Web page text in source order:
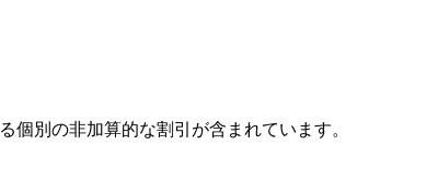
個別の非加算的な割引が含まれています。